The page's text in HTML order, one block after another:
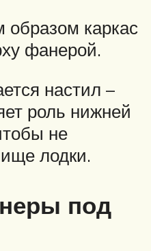
образом каркас
фанерой.
настил –
роль нижней
не
лодки.
под